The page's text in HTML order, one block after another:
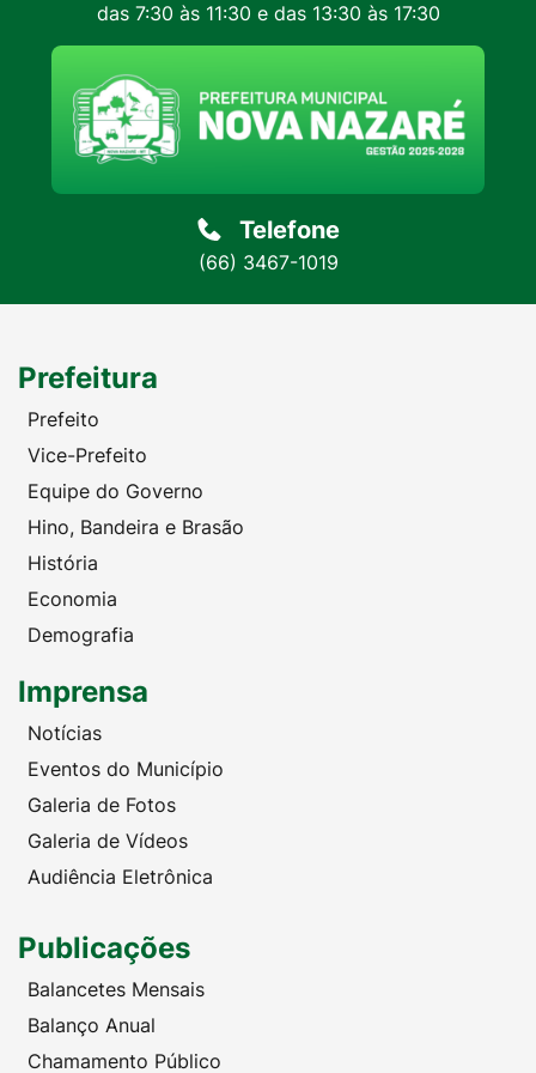
das 7:30 às 11:30 e das 13:30 às 17:30
Telefone
(66) 3467-1019
Prefeitura
Prefeito
Vice-Prefeito
Equipe do Governo
Hino, Bandeira e Brasão
História
Economia
Demografia
Imprensa
Notícias
Eventos do Município
Galeria de Fotos
Galeria de Vídeos
Audiência Eletrônica
Publicações
Balancetes Mensais
Balanço Anual
Chamamento Público